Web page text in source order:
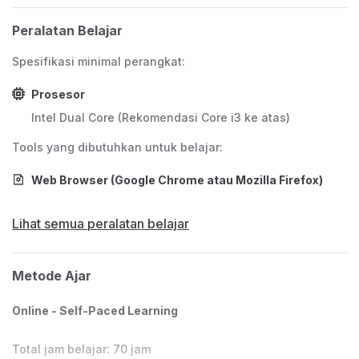
profesional lainnya.
Anda merangkum serta menggambarkan data,
sekaligus memahami pola dan ketidakpastian
yang terkandung di dalamnya.
Target dan Sasaran Siswa
AI/ML engineer yang ingin membangun
fondasi matematika yang kuat agar dapat
menganalisis data atau membangun model
sehingga wajib memiliki dan dapat
Peralatan Belajar
Spesifikasi minimal perangkat:
Prosesor
Intel Dual Core (Rekomendasi Core i3 ke atas)
Tools yang dibutuhkan untuk belajar:
Web Browser (Google Chrome atau Mozilla Firefox)
Lihat semua peralatan belajar
Metode Ajar
Online - Self-Paced Learning
Total jam belajar: 70 jam